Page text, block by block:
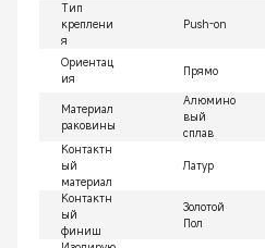
Тип
креплени
я
Push-on
Ориентац
ия
Прямо
Материал
раковины
Алюмино
вый
сплав
Контактн
ый
материал
Латур
Контактн
ый
финиш
Золотой
Пол